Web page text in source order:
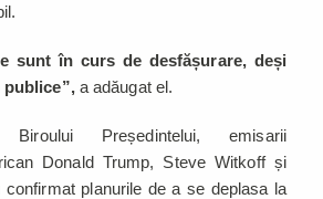
sunt în curs de desfășurare, deși
a adăugat el.
Președintelui, emisarii
Donald Trump, Steve Witkoff și
confirmat planurile de a se deplasa la